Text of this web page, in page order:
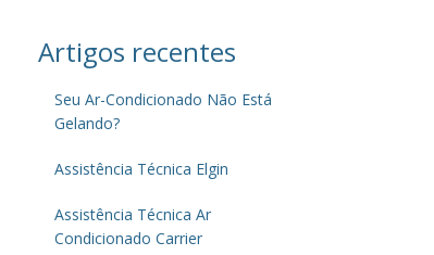
Artigos recentes
Seu Ar-Condicionado Não Está
Gelando?
Assistência Técnica Elgin
Assistência Técnica Ar
Condicionado Carrier